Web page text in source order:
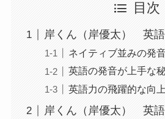
目次
岸くん（岸優太） 英
ネイティブ並みの発
英語の発音が上手な
英語力の飛躍的な向
岸くん（岸優太） 英